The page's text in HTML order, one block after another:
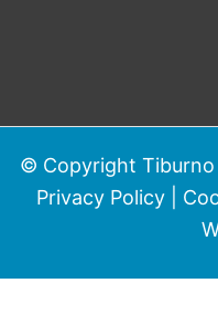
© Copyright Tiburno
Privacy Policy|